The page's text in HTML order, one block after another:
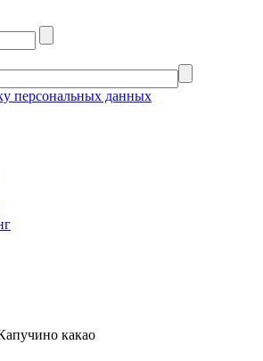
персональных данных
какао